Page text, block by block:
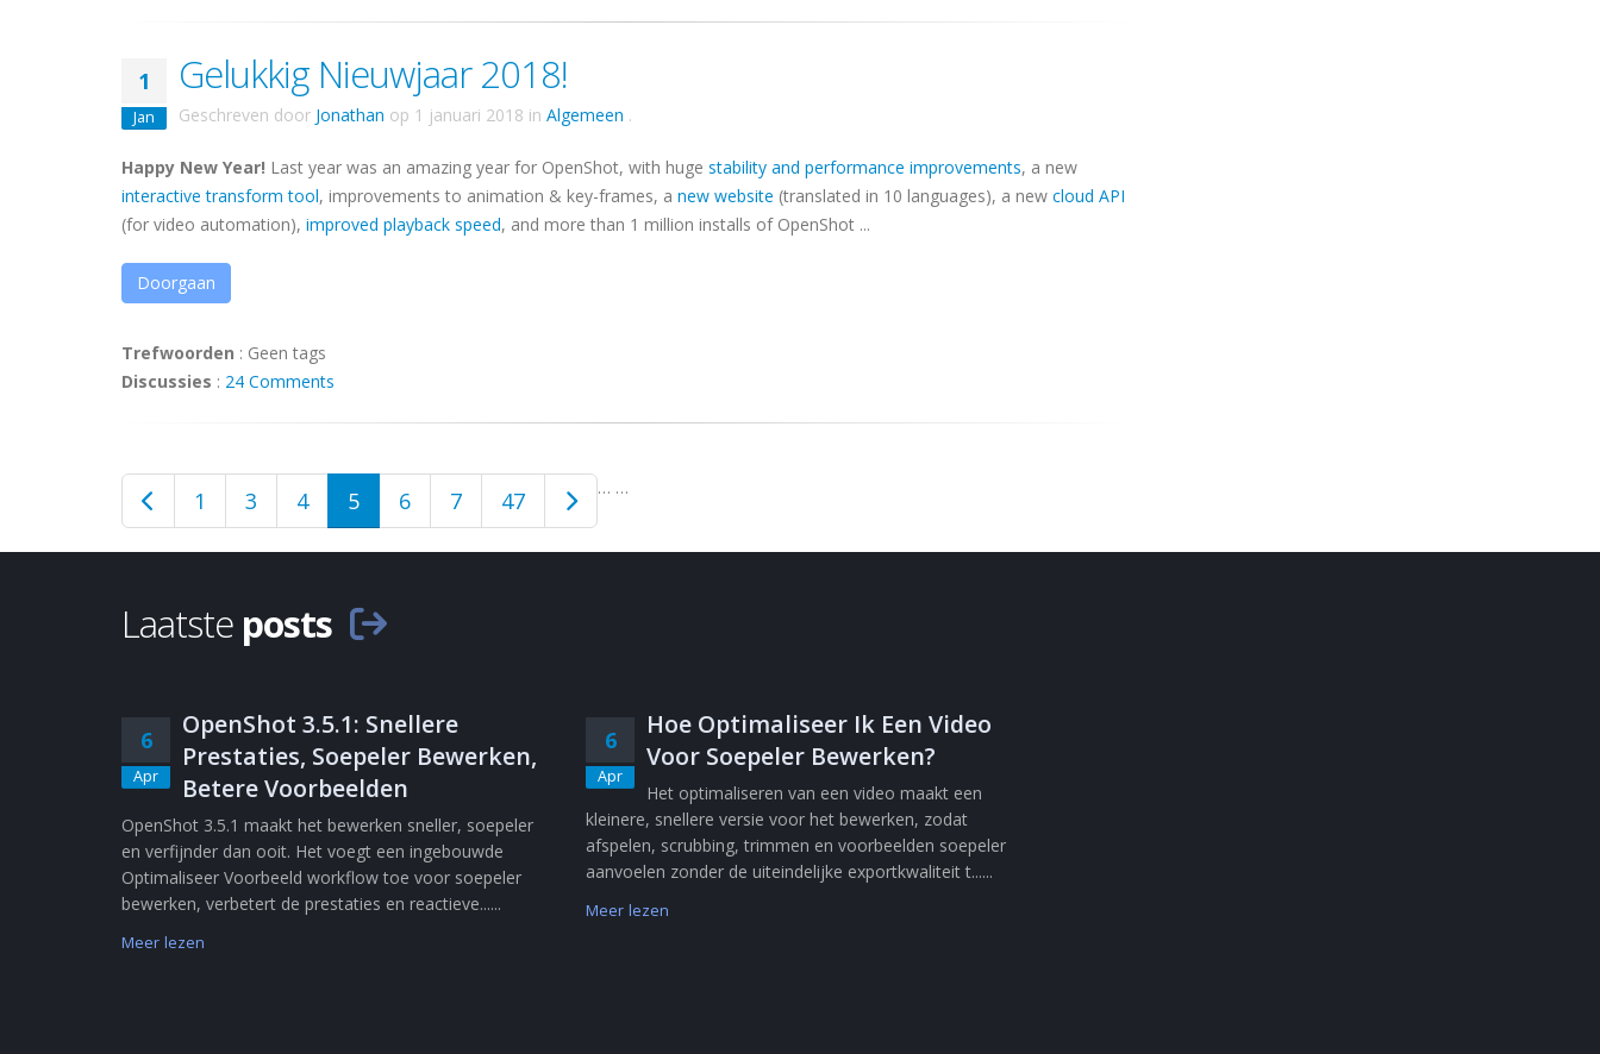
1
Jan
Gelukkig Nieuwjaar 2018!
Geschreven door Jonathan op 1 januari 2018 in Algemeen .
Happy New Year! Last year was an amazing year for OpenShot, with huge stability and performance improvements, a new
interactive transform tool, improvements to animation & key-frames, a new website (translated in 10 languages), a new cloud API
(for video automation), improved playback speed, and more than 1 million installs of OpenShot ...
Doorgaan
Trefwoorden : Geen tags
Discussies : 24 Comments
1 …
3 4 5 6 7 …
47
Laatste posts
6
Apr
OpenShot 3.5.1: Snellere
Prestaties, Soepeler Bewerken,
Betere Voorbeelden
OpenShot 3.5.1 maakt het bewerken sneller, soepeler
en verfijnder dan ooit. Het voegt een ingebouwde
Optimaliseer Voorbeeld workflow toe voor soepeler
bewerken, verbetert de prestaties en reactieve......
Meer lezen
6
Apr
Hoe Optimaliseer Ik Een Video
Voor Soepeler Bewerken?
Het optimaliseren van een video maakt een
kleinere, snellere versie voor het bewerken, zodat
afspelen, scrubbing, trimmen en voorbeelden soepeler
aanvoelen zonder de uiteindelijke exportkwaliteit t......
Meer lezen